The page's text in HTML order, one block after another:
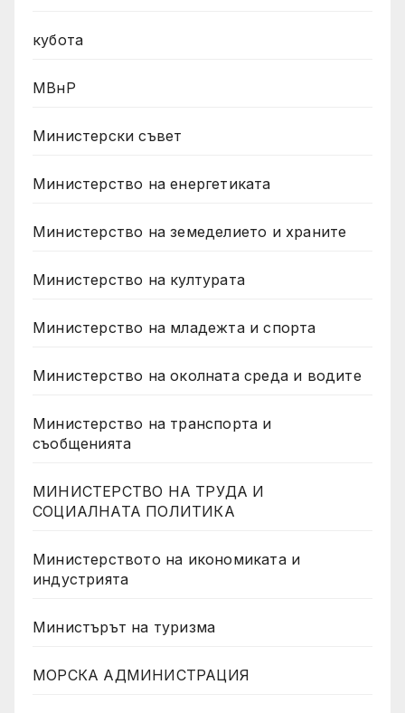
кубота
МВнР
Министерски съвет
Министерство на енергетиката
Министерство на земеделието и храните
Министерство на културата
Министерство на младежта и спорта
Министерство на околната среда и водите
Министерство на транспорта и
съобщенията
МИНИСТЕРСТВО НА ТРУДА И
СОЦИАЛНАТА ПОЛИТИКА
Министерството на икономиката и
индустрията
Министърът на туризма
МОРСКА АДМИНИСТРАЦИЯ